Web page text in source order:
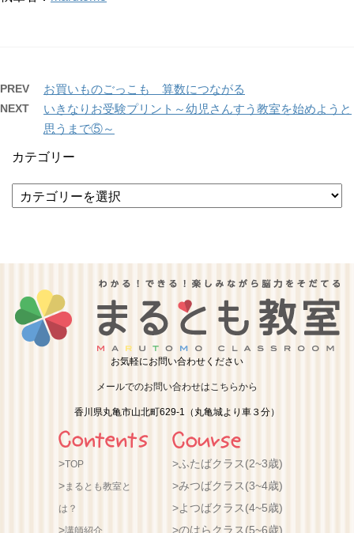
PREV お買いものごっこも 算数につながる
NEXT
いきなりお受験プリント～幼児さんすう教室を始めようと
思うまで⑤～
カテゴリー
テ
お気軽にお問い合わせください
メールでのお問い合わせはこちらから
香川県丸亀市山北町629-1（丸亀城より車３分）
TOP
まるとも教室と
は？
ふたばクラス(2~3歳)
みつばクラス(3~4歳)
よつばクラス(4~5歳)
のはらクラス(5~6歳)